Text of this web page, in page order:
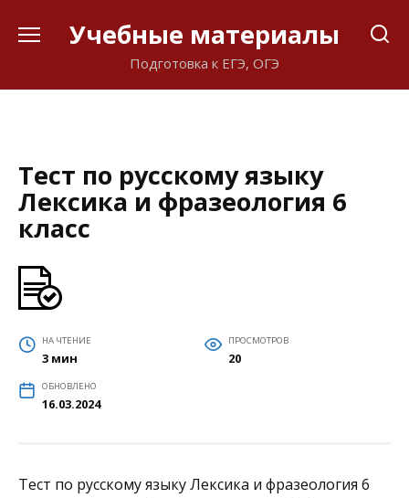
Учебные материалы
Подготовка к ЕГЭ, ОГЭ
Тест по русскому языку
Лексика и фразеология 6
класс
НА ЧТЕНИЕ
3 мин
ПРОСМОТРОВ
20
ОБНОВЛЕНО
16.03.2024
Тест по русскому языку Лексика и фразеология 6